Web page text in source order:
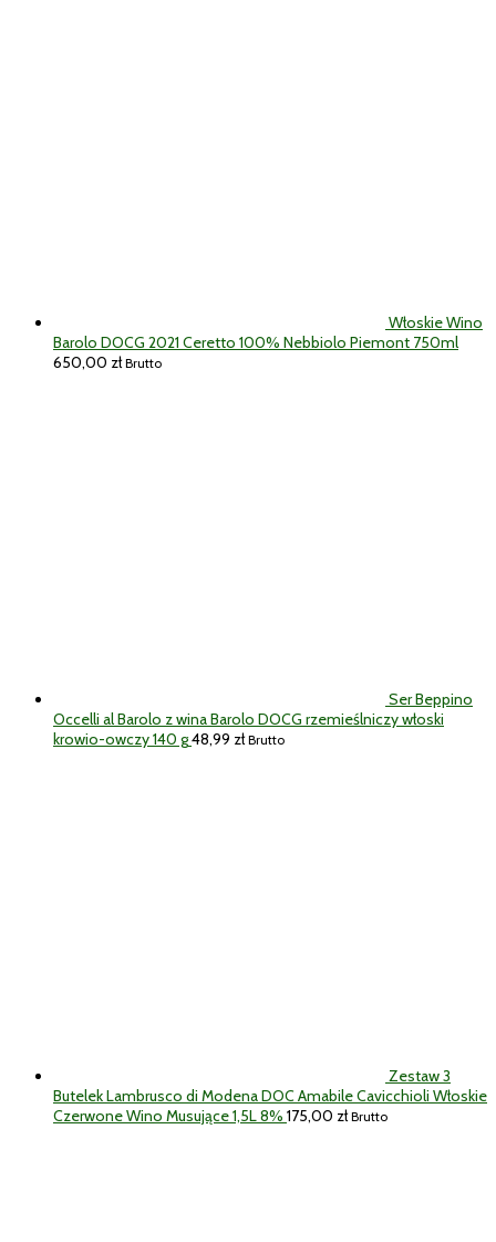
Włoskie Wino
Barolo DOCG 2021 Ceretto 100% Nebbiolo Piemont 750ml
650,00 zł Brutto
Ser Beppino
Occelli al Barolo z wina Barolo DOCG rzemieślniczy włoski
krowio-owczy 140 g48,99 zł Brutto
Zestaw 3
Butelek Lambrusco di Modena DOC Amabile Cavicchioli Włoskie
Czerwone Wino Musujące 1,5L 8% 175,00 zł Brutto